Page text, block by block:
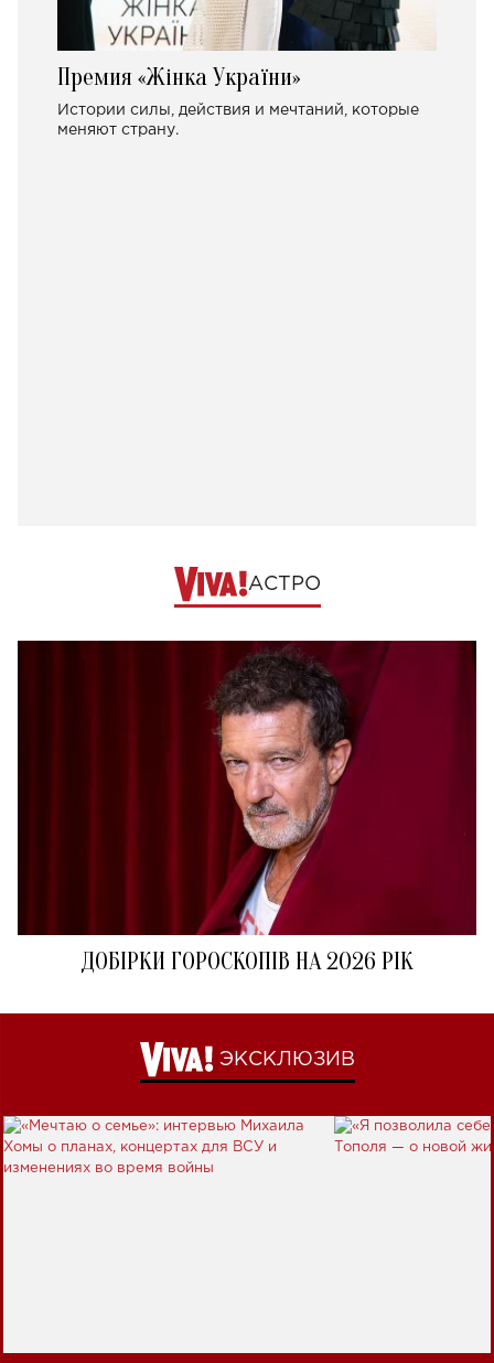
Премия «Жінка України»
Истории силы, действия и мечтаний, которые
меняют страну.
АСТРО
ДОБІРКИ ГОРОСКОПІВ НА 2026 РІК
ЭКСКЛЮЗИВ